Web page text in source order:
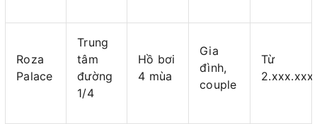
Roza
Palace
Trung
tâm
đường
1/4
Hồ bơi
4 mùa
Gia
đình,
couple
Từ